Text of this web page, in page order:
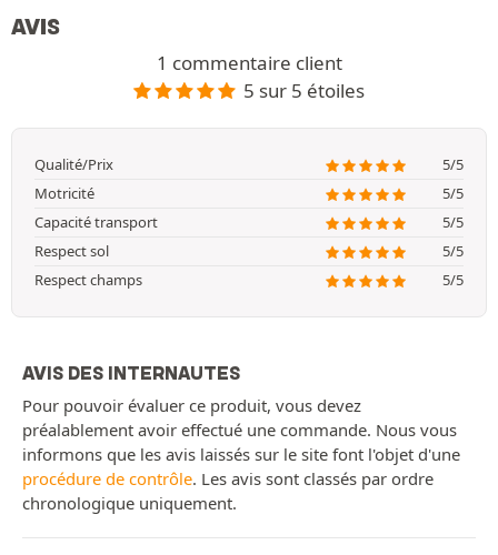
AVIS
1 commentaire client
5 sur 5 étoiles
Qualité/Prix
5/5
Motricité
5/5
Capacité transport
5/5
Respect sol
5/5
Respect champs
5/5
AVIS DES INTERNAUTES
Pour pouvoir évaluer ce produit, vous devez
préalablement avoir effectué une commande. Nous vous
informons que les avis laissés sur le site font l'objet d'une
procédure de contrôle. Les avis sont classés par ordre
chronologique uniquement.